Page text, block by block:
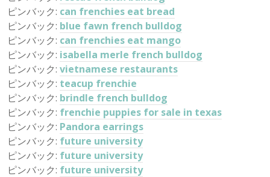
ピンバック: can frenchies eat bread
ピンバック: blue fawn french bulldog
ピンバック: can frenchies eat mango
ピンバック: isabella merle french bulldog
ピンバック: vietnamese restaurants
ピンバック: teacup frenchie
ピンバック: brindle french bulldog
ピンバック: frenchie puppies for sale in texas
ピンバック: Pandora earrings
ピンバック: future university
ピンバック: future university
ピンバック: future university